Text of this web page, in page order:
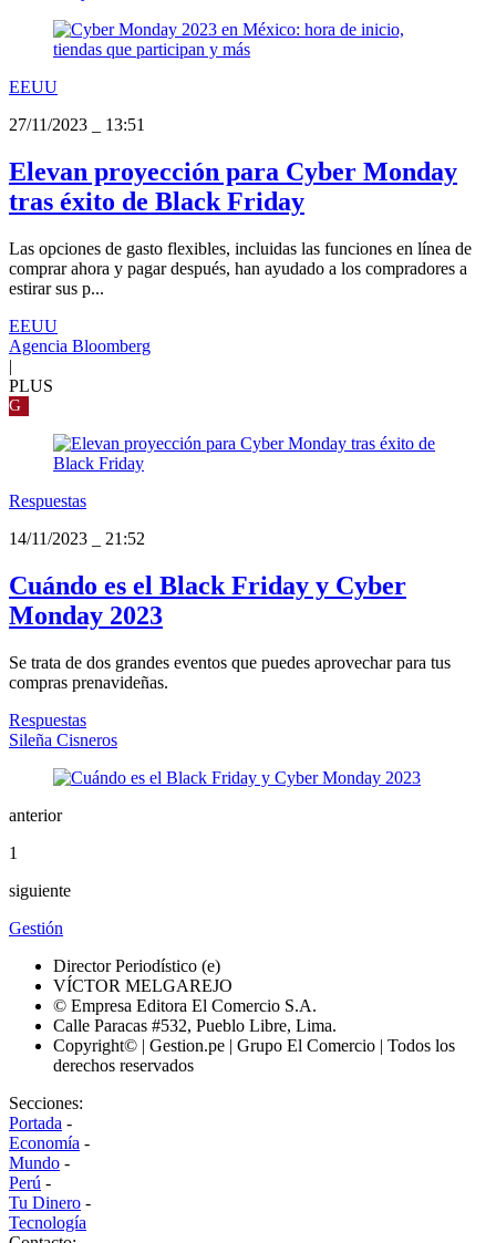
EEUU
27/11/2023
13:51
Elevan proyección para Cyber Monday
tras éxito de Black Friday
Las opciones de gasto flexibles, incluidas las funciones en línea de
comprar ahora y pagar después, han ayudado a los compradores a
estirar sus p...
EEUU
Agencia Bloomberg
|
PLUS
G
Respuestas
14/11/2023
21:52
Cuándo es el Black Friday y Cyber
Monday 2023
Se trata de dos grandes eventos que puedes aprovechar para tus
compras prenavideñas.
Respuestas
Sileña Cisneros
anterior
1
siguiente
Gestión
Director Periodístico (e)
VÍCTOR MELGAREJO
© Empresa Editora El Comercio S.A.
Calle Paracas #532, Pueblo Libre, Lima.
Copyright© | Gestion.pe | Grupo El Comercio | Todos los
derechos reservados
Secciones:
Portada -
Economía -
Mundo -
Perú -
Tu Dinero -
Tecnología